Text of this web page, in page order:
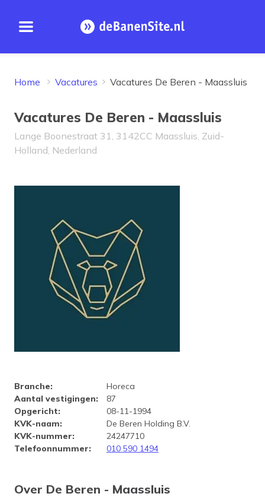
Open menu Homepage
Home Vacatures Vacatures De Beren - Maassluis
Vacatures De Beren - Maassluis
Lange Boonestraat 31, 3142CC Maassluis, Zuid-
Holland, Nederland
Bedrijfsprofiel De Beren -
Branche:
Horeca
Aantal vestigingen:
87
Opgericht:
08-11-1994
KVK-naam:
De Beren Holding B.V.
KVK-nummer:
24247710
Telefoonnummer: 010 590 1494
Over De Beren - Maassluis